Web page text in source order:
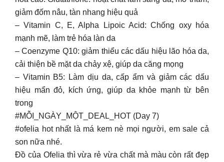
giảm đốm nâu, tàn nhang hiệu quả
– Vitamin C, E, Alpha Lipoic Acid: Chống oxy hóa
mạnh mẽ, làm trẻ hóa làn da
– Coenzyme Q10: giảm thiểu các dấu hiệu lão hóa da,
cải thiện bề mặt da chảy xệ, giúp da căng mọng
– Vitamin B5: Làm dịu da, cấp ẩm và giảm các dấu
hiệu mẩn đỏ, kích ứng, giúp da khỏe mạnh từ bên
trong
#MỖI_NGÀY_MỘT_DEAL_HOT (Day 7)
#ofelia hot nhất là má kem nè mọi người, em sale cả
son nữa nhé.
Đồ của Ofelia thì vừa rẻ vừa chất mà màu còn rất đẹp